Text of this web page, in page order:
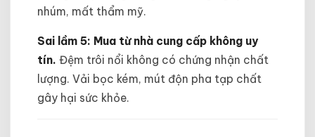
nhúm, mất thẩm mỹ.
Sai lầm 5: Mua từ nhà cung cấp không uy
tín. Đệm trôi nổi không có chứng nhận chất
lượng. Vải bọc kém, mút độn pha tạp chất
gây hại sức khỏe.